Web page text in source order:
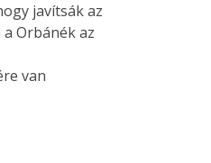
javítsák az
Orbánék az
van